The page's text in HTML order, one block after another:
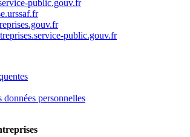
public.gouv.fr
public.gouv.fr
données personnelles